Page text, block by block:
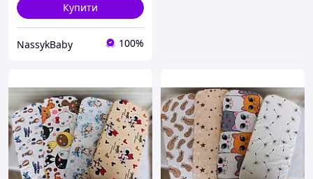
Купити
NassykBaby 100%